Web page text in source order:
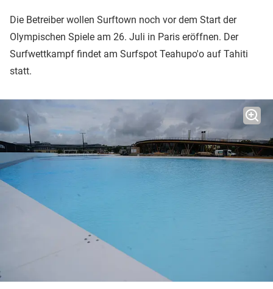
Die Betreiber wollen Surftown noch vor dem Start der
Olympischen Spiele am 26. Juli in Paris eröffnen. Der
Surfwettkampf findet am Surfspot Teahupo'o auf Tahiti
statt.